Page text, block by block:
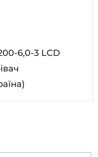
6,0-3 LCD